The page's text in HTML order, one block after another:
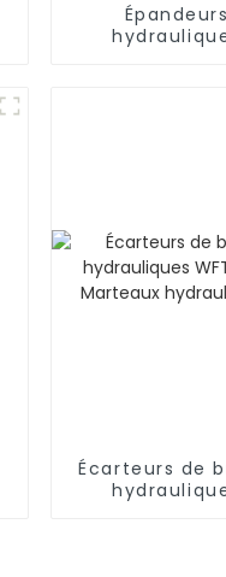
Épandeurs
Écarteurs de